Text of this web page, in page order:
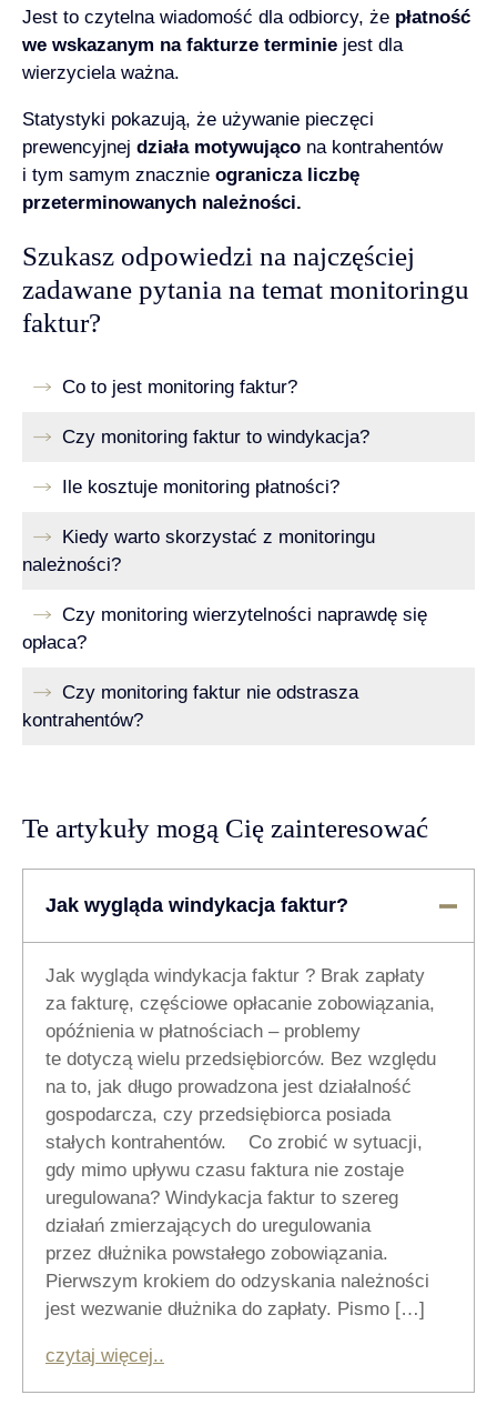
Jest to czytelna wiadomość dla odbiorcy, że płatność
we wskazanym na fakturze terminie jest dla
wierzyciela ważna.
Statystyki pokazują, że używanie pieczęci
prewencyjnej działa motywująco na kontrahentów
i tym samym znacznie ogranicza liczbę
przeterminowanych należności.
Szukasz odpowiedzi na najczęściej
zadawane pytania na temat monitoringu
faktur?
Co to jest monitoring faktur?
Czy monitoring faktur to windykacja?
Ile kosztuje monitoring płatności?
Kiedy warto skorzystać z monitoringu
należności?
Czy monitoring wierzytelności naprawdę się
opłaca?
Czy monitoring faktur nie odstrasza
kontrahentów?
Te artykuły mogą Cię zainteresować
Jak wygląda windykacja faktur?
Jak wygląda windykacja faktur ? Brak zapłaty
za fakturę, częściowe opłacanie zobowiązania,
opóźnienia w płatnościach – problemy
te dotyczą wielu przedsiębiorców. Bez względu
na to, jak długo prowadzona jest działalność
gospodarcza, czy przedsiębiorca posiada
stałych kontrahentów. Co zrobić w sytuacji,
gdy mimo upływu czasu faktura nie zostaje
uregulowana? Windykacja faktur to szereg
działań zmierzających do uregulowania
przez dłużnika powstałego zobowiązania.
Pierwszym krokiem do odzyskania należności
jest wezwanie dłużnika do zapłaty. Pismo […]
czytaj więcej..